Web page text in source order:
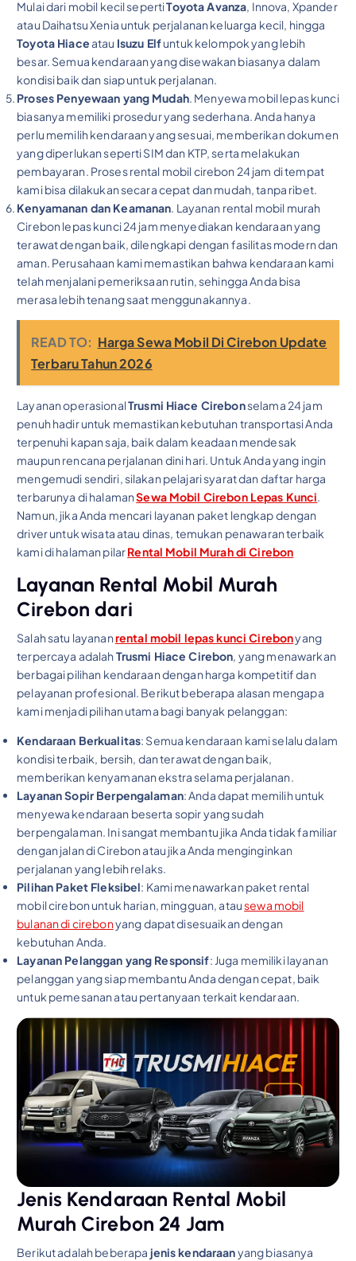
Mulai dari mobil kecil sepertiToyota Avanza, Innova, Xpander
atau Daihatsu Xenia untuk perjalanan keluarga kecil, hingga
Toyota Hiaceatau Isuzu Elfuntuk kelompok yang lebih
besar. Semua kendaraan yang disewakan biasanya dalam
kondisi baik dan siap untuk perjalanan.
Proses Penyewaan yang Mudah. Menyewa mobil lepas kunci
biasanya memiliki prosedur yang sederhana. Anda hanya
perlu memilih kendaraan yang sesuai, memberikan dokumen
yang diperlukan seperti SIM dan KTP, serta melakukan
pembayaran. Proses rental mobil cirebon 24 jam di tempat
kami bisa dilakukan secara cepat dan mudah, tanpa ribet.
Kenyamanan dan Keamanan. Layanan rental mobil murah
Cirebon lepas kunci 24 jam menyediakan kendaraan yang
terawat dengan baik, dilengkapi dengan fasilitas modern dan
aman. Perusahaan kami memastikan bahwa kendaraan kami
telah menjalani pemeriksaan rutin, sehingga Anda bisa
merasa lebih tenang saat menggunakannya.
READ TO: Harga Sewa Mobil Di Cirebon Update
Terbaru Tahun 2026
Layanan operasionalTrusmi Hiace Cirebonselama 24 jam
penuh hadir untuk memastikan kebutuhan transportasi Anda
terpenuhi kapan saja, baik dalam keadaan mendesak
maupun rencana perjalanan dini hari. Untuk Anda yang ingin
mengemudi sendiri, silakan pelajari syarat dan daftar harga
terbarunya di halamanSewa Mobil Cirebon Lepas Kunci.
Namun, jika Anda mencari layanan paket lengkap dengan
driver untuk wisata atau dinas, temukan penawaran terbaik
kami di halaman pilarRental Mobil Murah di Cirebon
Layanan Rental Mobil Murah
Cirebon dari
Salah satu layananrental mobil lepas kunci Cirebonyang
terpercaya adalahTrusmi Hiace Cirebon, yang menawarkan
berbagai pilihan kendaraan dengan harga kompetitif dan
pelayanan profesional. Berikut beberapa alasan mengapa
kami menjadi pilihan utama bagi banyak pelanggan:
Kendaraan Berkualitas: Semua kendaraan kami selalu dalam
kondisi terbaik, bersih, dan terawat dengan baik,
memberikan kenyamanan ekstra selama perjalanan.
Layanan Sopir Berpengalaman: Anda dapat memilih untuk
menyewa kendaraan beserta sopir yang sudah
berpengalaman. Ini sangat membantu jika Anda tidak familiar
dengan jalan di Cirebon atau jika Anda menginginkan
perjalanan yang lebih relaks.
Pilihan Paket Fleksibel: Kami menawarkan paket rental
mobil cirebon untuk harian, mingguan, atausewa mobil
bulanan di cirebonyang dapat disesuaikan dengan
kebutuhan Anda.
Layanan Pelanggan yang Responsif: Juga memiliki layanan
pelanggan yang siap membantu Anda dengan cepat, baik
untuk pemesanan atau pertanyaan terkait kendaraan.
Jenis Kendaraan Rental Mobil
Murah Cirebon 24 Jam
Berikut adalah beberapa jenis kendaraanyang biasanya